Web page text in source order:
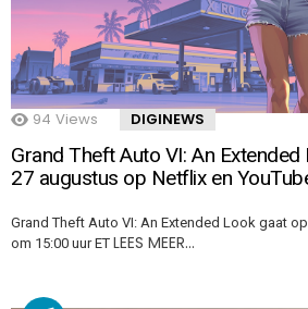
94 Views DIGINEWS
Grand Theft Auto VI: An
27 augustus op Netflix en
Grand Theft Auto VI: An Extended Look gaat
om 15:00 uur ET LEES MEER…